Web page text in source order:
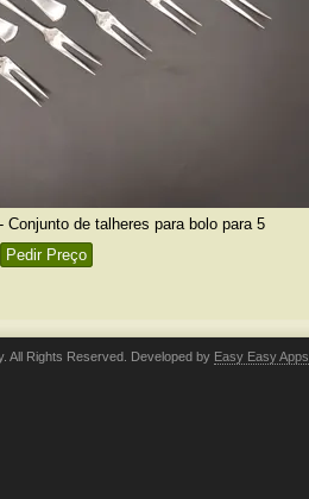
de talheres para bolo para 5
Pedir Preço
All Rights Reserved. Developed by Easy Easy Apps